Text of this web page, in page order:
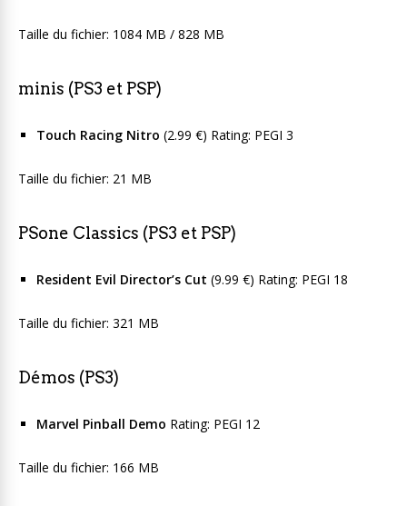
Taille du fichier: 1084 MB / 828 MB
minis (PS3 et PSP)
Touch Racing Nitro (2.99 €) Rating: PEGI 3
Taille du fichier: 21 MB
PSone Classics (PS3 et PSP)
Resident Evil Director’s Cut (9.99 €) Rating: PEGI 18
Taille du fichier: 321 MB
Démos (PS3)
Marvel Pinball Demo Rating: PEGI 12
Taille du fichier: 166 MB